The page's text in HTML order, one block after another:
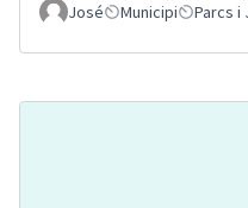
José Municipi Parcs i